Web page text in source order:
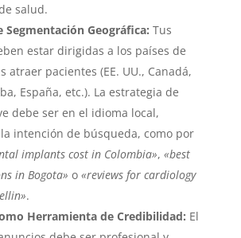
salud.
Segmentación Geográfica: Tus
estar dirigidas a los países de
atraer pacientes (EE. UU., Canadá,
España, etc.). La estrategia de
debe ser en el idioma local,
intención de búsqueda, como por
implants cost in Colombia», «best
in Bogota» o «reviews for cardiology
.
Herramienta de Credibilidad: El